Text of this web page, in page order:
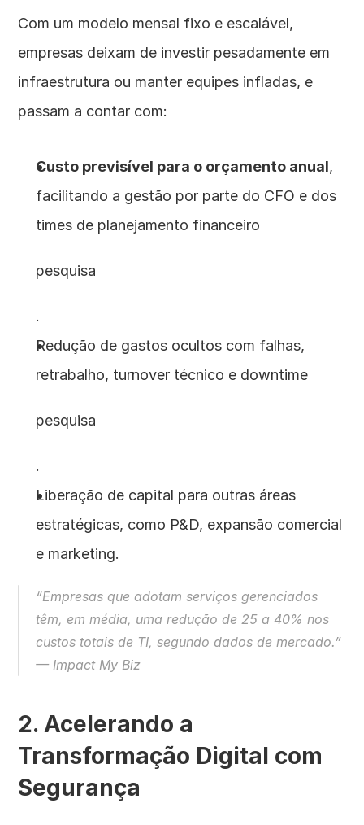
Com um modelo mensal fixo e escalável,
empresas deixam de investir pesadamente em
infraestrutura ou manter equipes infladas, e
passam a contar com:
Custo previsível para o orçamento anual,
facilitando a gestão por parte do CFO e dos
times de planejamento financeiro
pesquisa
.
Redução de gastos ocultos com falhas,
retrabalho, turnover técnico e downtime
pesquisa
.
Liberação de capital para outras áreas
estratégicas, como P&D, expansão comercial
e marketing.
“Empresas que adotam serviços gerenciados
têm, em média, uma redução de 25 a 40% nos
custos totais de TI, segundo dados de mercado.”
— Impact My Biz
2. Acelerando a
Transformação Digital com
Segurança